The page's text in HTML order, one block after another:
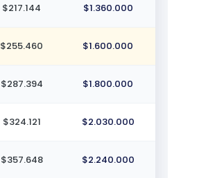
$217.144 $1.360.000
$255.460 $1.600.000
$287.394 $1.800.000
$324.121 $2.030.000
$357.648 $2.240.000